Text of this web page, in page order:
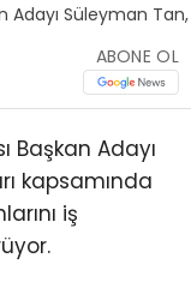
ABONE OL
Başkan Adayı
kapsamında
iş